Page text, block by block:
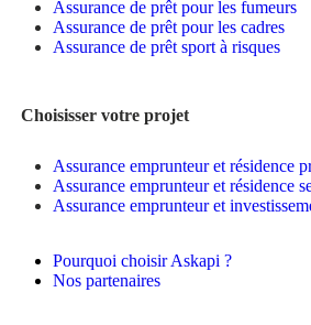
Assurance de prêt pour les fumeurs
Assurance de prêt pour les cadres
Assurance de prêt sport à risques
Choisisser votre projet
Assurance emprunteur et résidence
Assurance emprunteur et résidence
Assurance emprunteur et
Pourquoi choisir Askapi ?
Nos partenaires